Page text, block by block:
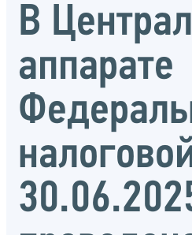
В
аппарате